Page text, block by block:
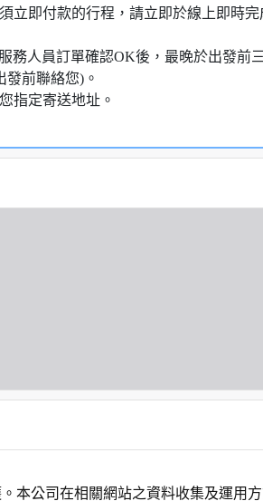
立即付款的行程，請立即於線上即時
務人員訂單確認OK後，最晚於出發
前聯絡您)。
指定寄送地址。
本公司在相關網站之資料收集及運用